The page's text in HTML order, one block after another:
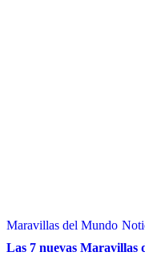
Maravillas del Mundo
Las 7 nuevas Maravillas